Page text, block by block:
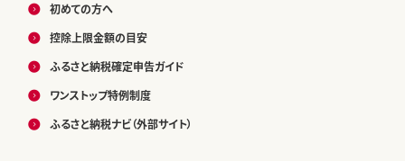
初めての方へ
控除上限金額の目安
ふるさと納税確定申告ガイド
ワンストップ特例制度
ふるさと納税ナビ（外部サイト）